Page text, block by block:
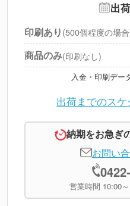
出
印刷あり (500個程度の場
商品のみ(印刷なし)
入金・印刷デー
出荷までのス
納期をお急ぎ
お問い
営業時間 10:00